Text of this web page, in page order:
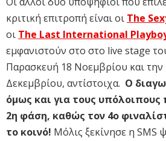
κριτική επιτροπή είναι οι The
οι The Last International
εμφανιστούν στο στο live stage
Παρασκευή 18 Νοεμβρίου και
Δεκεμβρίου, αντίστοιχα. Ο
όμως και για τους
2η φάση, καθώς τον 4ο
το κοινό! Μόλις ξεκίνησε η SMS